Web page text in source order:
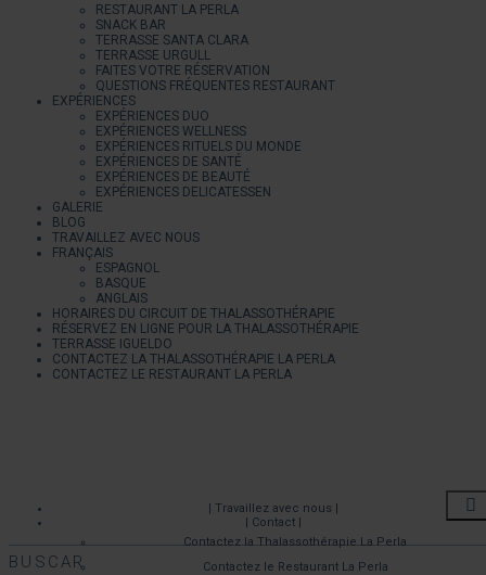
RESTAURANT LA PERLA
SNACK BAR
TERRASSE SANTA CLARA
TERRASSE URGULL
FAITES VOTRE RÉSERVATION
QUESTIONS FRÉQUENTES RESTAURANT
EXPÉRIENCES
EXPÉRIENCES DUO
EXPÉRIENCES WELLNESS
EXPÉRIENCES RITUELS DU MONDE
EXPÉRIENCES DE SANTÉ
EXPÉRIENCES DE BEAUTÉ
EXPÉRIENCES DELICATESSEN
GALERIE
BLOG
TRAVAILLEZ AVEC NOUS
FRANÇAIS
ESPAGNOL
BASQUE
ANGLAIS
HORAIRES DU CIRCUIT DE THALASSOTHÉRAPIE
RÉSERVEZ EN LIGNE POUR LA THALASSOTHÉRAPIE
TERRASSE IGUELDO
CONTACTEZ LA THALASSOTHÉRAPIE LA PERLA
CONTACTEZ LE RESTAURANT LA PERLA
| Travaillez avec nous |
| Contact |
Contactez la Thalassothérapie La Perla
Contactez le Restaurant La Perla
BUSCAR